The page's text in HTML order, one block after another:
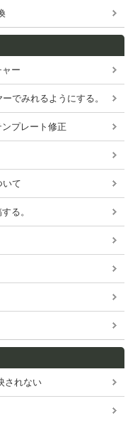
ー
でみれるようにする。
プレート修正
いて
る。
されない